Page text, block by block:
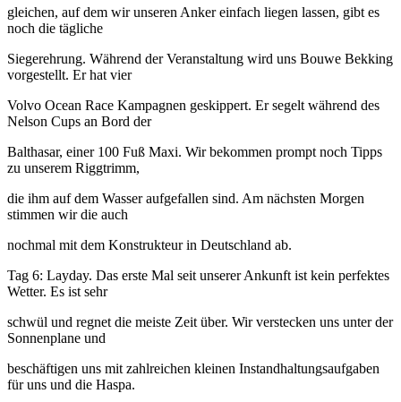
gleichen, auf dem wir unseren Anker einfach liegen lassen, gibt es
noch die tägliche
Siegerehrung. Während der Veranstaltung wird uns Bouwe Bekking
vorgestellt. Er hat vier
Volvo Ocean Race Kampagnen geskippert. Er segelt während des
Nelson Cups an Bord der
Balthasar, einer 100 Fuß Maxi. Wir bekommen prompt noch Tipps
zu unserem Riggtrimm,
die ihm auf dem Wasser aufgefallen sind. Am nächsten Morgen
stimmen wir die auch
nochmal mit dem Konstrukteur in Deutschland ab.
Tag 6: Layday. Das erste Mal seit unserer Ankunft ist kein perfektes
Wetter. Es ist sehr
schwül und regnet die meiste Zeit über. Wir verstecken uns unter der
Sonnenplane und
beschäftigen uns mit zahlreichen kleinen Instandhaltungsaufgaben
für uns und die Haspa.